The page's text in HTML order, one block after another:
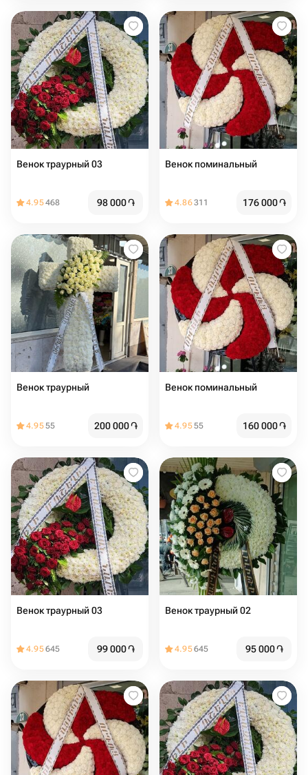
Венок траурный 03
4.95468 98 000֏
Венок поминальный
4.86311 176 000֏
Венок траурный
4.9555 200 000֏
Венок поминальный
4.9555 160 000֏
Венок траурный 03
4.95645 99 000֏
Венок траурный 02
4.95645 95 000֏